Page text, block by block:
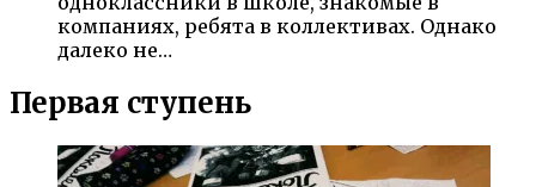
компаниях, ребята в коллективах. Однако
далеко не…
Первая ступень